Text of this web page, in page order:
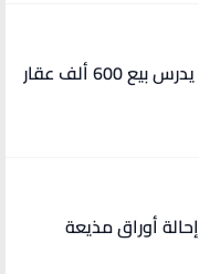
قيمتها 150 مليار دولار .. العراق يدرس بيع 600 ألف عقار
في قضية "المخدرات الكبرى" .. إحالة أوراق مذيعة